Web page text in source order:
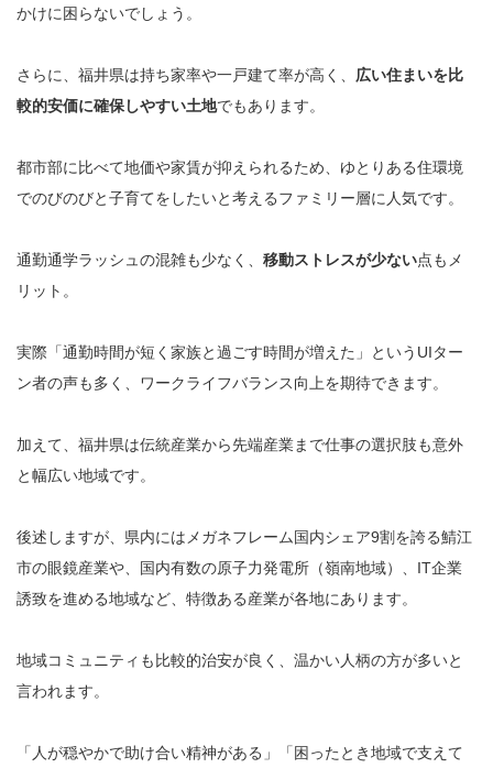
かけに困らないでしょう。
さらに、福井県は持ち家率や一戸建て率が高く、 広い住まいを比
較的安価に確保しやすい土地でもあります。
都市部に比べて地価や家賃が抑えられるため、ゆとりある住環境
でのびのびと子育てをしたいと考えるファミリー層に人気です。
通勤通学ラッシュの混雑も少なく、 移動ストレスが少ない点もメ
リット。
実際「通勤時間が短く家族と過ごす時間が増えた」というUIター
ン者の声も多く、ワークライフバランス向上を期待できます。
加えて、福井県は伝統産業から先端産業まで仕事の選択肢も意外
と幅広い地域です。
後述しますが、県内にはメガネフレーム国内シェア9割を誇る鯖江
市の眼鏡産業や、国内有数の原子力発電所（嶺南地域）、IT企業
誘致を進める地域など、特徴ある産業が各地にあります。
地域コミュニティも比較的治安が良く、温かい人柄の方が多いと
言われます。
「人が穏やかで助け合い精神がある」「困ったとき地域で支えて